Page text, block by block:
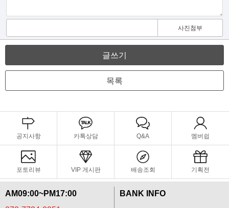
사진첨부
글쓰기
목록
공지사항 카톡상담 Q&A 멤버쉽
포토리뷰 VIP 게시판 배송조회 기획전
AM09:00~PM17:00
BANK INFO